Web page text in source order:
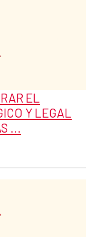
EL
Y LEGAL
...